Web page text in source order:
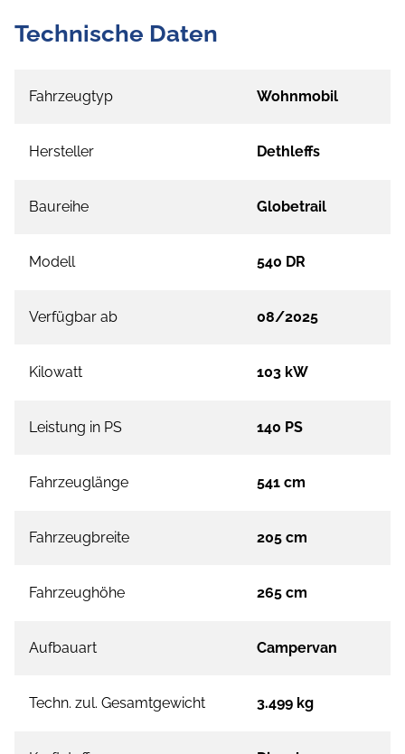
Technische Daten
Fahrzeugtyp Wohnmobil
Hersteller Dethleffs
Baureihe Globetrail
Modell 540 DR
Verfügbar ab 08/2025
Kilowatt 103 kW
Leistung in PS 140 PS
Fahrzeuglänge 541 cm
Fahrzeugbreite 205 cm
Fahrzeughöhe 265 cm
Aufbauart Campervan
Techn. zul. Gesamtgewicht 3.499 kg